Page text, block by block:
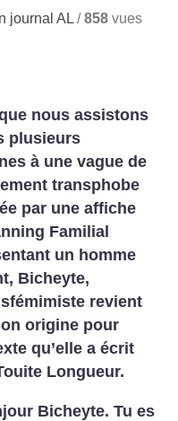
journal AL /858 vues
nous assistons
plusieurs
à une vague de
transphobe
par une affiche
Familial
un homme
Bicheyte,
revient
origine pour
qu’elle a écrit
Longueur.
Bicheyte. Tu es